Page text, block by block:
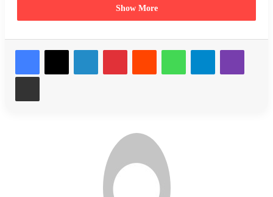
জয়েন্টে ব্যথা এবং মানুষের মধ্যে মাথাব্যথা, অন্যদিকে গবাদি পশুর ক্ষেত্রে জ্বর এবং
Show More
LinkedInPinterestReddit WhatsAppTelegramViber
Share via Email